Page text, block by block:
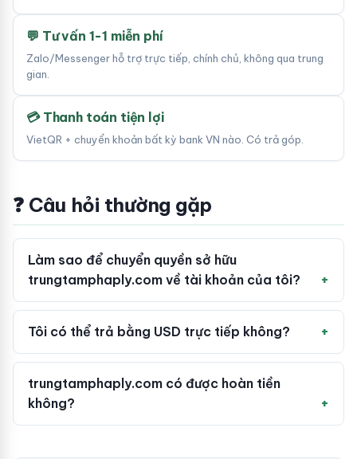
💬 Tư vấn 1-1 miễn phí
Zalo/Messenger hỗ trợ trực tiếp, chính chủ, không qua trung
gian.
💳 Thanh toán tiện lợi
VietQR + chuyển khoản bất kỳ bank VN nào. Có trả góp.
❓ Câu hỏi thường gặp
Làm sao để chuyển quyền sở hữu
trungtamphaply.com về tài khoản của tôi?
Tôi có thể trả bằng USD trực tiếp không?
trungtamphaply.com có được hoàn tiền
không?